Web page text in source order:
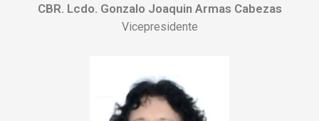
CBR. Lcdo. Gonzalo Joaquin Armas Cabezas
Vicepresidente